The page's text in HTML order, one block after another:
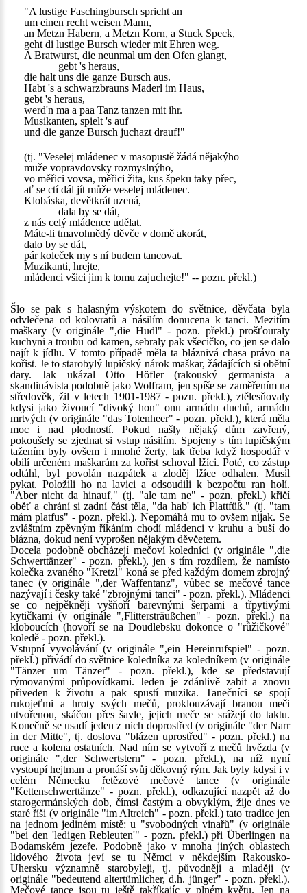
"A lustige Faschingbursch spricht an
um einen recht weisen Mann,
an Metzn Habern, a Metzn Korn, a Stuck Speck,
geht di lustige Bursch wieder mit Ehren weg.
A Bratwurst, die neunmal um den Ofen glangt,
gebt 's heraus,
die halt uns die ganze Bursch aus.
Habt 's a schwarzbrauns Maderl im Haus,
gebt 's heraus,
werd'n ma a paa Tanz tanzen mit ihr.
Musikanten, spielt 's auf
und die ganze Bursch juchazt drauf!"
(tj. "Veselej mládenec v masopustě žádá nějakýho
muže vopravdovsky rozmyslnýho,
vo měřici vovsa, měřici žita, kus špeku taky přec,
ať se ctí dál jít může veselej mládenec.
Klobáska, devětkrát uzená,
dala by se dát,
z nás celý mládence udělat.
Máte-li tmavohnědý děvče v domě akorát,
dalo by se dát,
pár koleček my s ní budem tancovat.
Muzikanti, hrejte,
mládenci všici jim k tomu zajuchejte!" -- pozn. překl.)
Šlo se pak s halasným výskotem do světnice, děvčata byla
odvlečena od kolovratů a násilím donucena k tanci. Mezitím
maškary (v originále ",die Hudl" - pozn. překl.) prošťouraly
kuchyni a troubu od kamen, sebraly pak všecičko, co jen se dalo
najít k jídlu. V tomto případě měla ta bláznivá chasa právo na
kořist. Je to starobylý lupičský nárok maškar, žádajících si obětní
dary. Jak ukázal Otto Höfler (rakouský germanista a
skandinávista podobně jako Wolfram, jen spíše se zaměřením na
středověk, žil v letech 1901-1987 - pozn. překl.), ztělesňovaly
kdysi jako živoucí "divoký hon" onu armádu duchů, armádu
mrtvých (v originále "das Totenheer" - pozn. překl.), která měla
moc i nad plodností. Pokud našly nějaký dům zavřený,
pokoušely se zjednat si vstup násilím. Spojeny s tím lupičským
tažením byly ovšem i mnohé žerty, tak třeba když hospodář v
obilí určeném maškarám za kořist schoval lžíci. Poté, co zástup
odtáhl, byl povolán nazpátek a zloděj lžíce odhalen. Musil
pykat. Položili ho na lavici a odsoudili k bezpočtu ran holí.
"Aber nicht da hinauf," (tj. "ale tam ne" - pozn. překl.) křičí
oběť a chrání si zadní část těla, "da hab' ich Plattfüß." (tj. "tam
mám platfus" - pozn. překl.). Nepomáhá mu to ovšem nijak. Se
zvláštním zpěvným říkáním chodí mládenci v kruhu a buší do
blázna, dokud není vyprošen nějakým děvčetem.
Docela podobně obcházejí mečoví koledníci (v originále ",die
Schwerttänzer" - pozn. překl.), jen s tím rozdílem, že namísto
kolečka zvaného "Kretzl" koná se před každým domem zbrojný
tanec (v originále ",der Waffentanz", vůbec se mečové tance
nazývají i česky také "zbrojnými tanci" - pozn. překl.). Mládenci
se co nejpěkněji vyšňoří barevnými šerpami a třpytivými
kytičkami (v originále ",Flittersträußchen" - pozn. překl.) na
kloboucích (hovoří se na Doudlebsku dokonce o "růžičkové"
koledě - pozn. překl.).
Vstupní vyvolávání (v originále ",ein Hereinrufspiel" - pozn.
překl.) přivádí do světnice koledníka za koledníkem (v originále
"Tänzer um Tänzer" - pozn. překl.), kde se představují
rýmovanými průpovídkami. Jeden je zdánlivě zabit a znovu
přiveden k životu a pak spustí muzika. Tanečníci se spojí
rukojeťmi a hroty svých mečů, proklouzávají branou meči
utvořenou, skáčou přes šavle, jejich meče se srážejí do taktu.
Konečně se usadí jeden z nich doprostřed (v originále "der Narr
in der Mitte", tj. doslova "blázen uprostřed" - pozn. překl.) na
ruce a kolena ostatních. Nad ním se vytvoří z mečů hvězda (v
originále ",der Schwertstern" - pozn. překl.), na níž nyní
vystoupí hejtman a pronáší svůj děkovný rým. Jak byly kdysi i v
celém Německu řetězové mečové tance (v originále
"Kettenschwerttänze" - pozn. překl.), odkazující nazpět až do
starogermánských dob, čímsi častým a obvyklým, žije dnes ve
staré říši (v originále "im Altreich" - pozn. překl.) tato tradice jen
na jednom jediném místě: u "svobodných vinařů" (v originále
"bei den 'ledigen Rebleuten'" - pozn. překl.) při Überlingen na
Bodamském jezeře. Podobně jako v mnoha jiných oblastech
lidového života jeví se tu Němci v někdejším Rakousko-
Uhersku významně starobyleji, tj. původněji a mlaději (v
originále "bedeutend altertümlicher, d.h. jünger" - pozn. překl.).
Mečové tance jsou tu ještě takříkajíc v plném květu. Jen na